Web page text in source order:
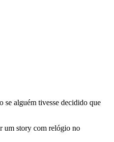
se alguém tivesse decidido que
um story com relógio no